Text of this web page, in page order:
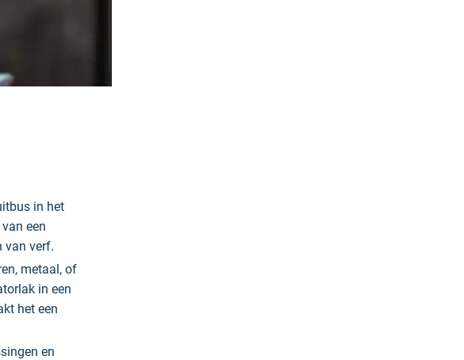
in het
een
van verf.
metaal, of
in een
het een
en